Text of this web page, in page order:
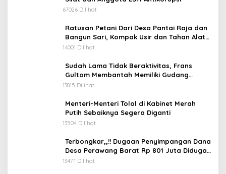
67026 Dilihat
Ratusan Petani Dari Desa Pantai Raja dan
Bangun Sari, Kompak Usir dan Tahan Alat
Berat Milik Hanafi Cs.
14001 Dilihat
Sudah Lama Tidak Beraktivitas, Frans
Gultom Membantah Memiliki Gudang
Penimbunan BBM
13815 Dilihat
Menteri-Menteri Tolol di Kabinet Merah
Putih Sebaiknya Segera Diganti
13504 Dilihat
Terbongkar,,!! Dugaan Penyimpangan Dana
Desa Perawang Barat Rp 801 Juta Diduga
Tidak Jelas Penggunaannya
13471 Dilihat